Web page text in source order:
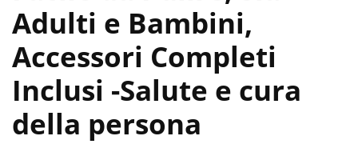
Adulti e Bambini,
Accessori Completi
Inclusi -Salute e cura
della persona